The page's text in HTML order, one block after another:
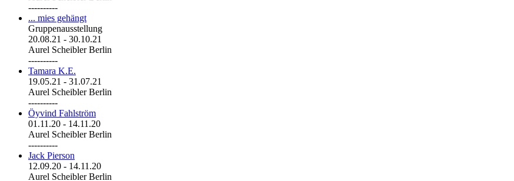
----------
... mies gehängt
Gruppenausstellung
20.08.21 - 30.10.21
Aurel Scheibler Berlin
----------
Tamara K.E.
19.05.21 - 31.07.21
Aurel Scheibler Berlin
----------
Öyvind Fahlström
01.11.20 - 14.11.20
Aurel Scheibler Berlin
----------
Jack Pierson
12.09.20 - 14.11.20
Aurel Scheibler Berlin